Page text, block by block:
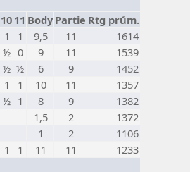
10 11 Body Partie Rtg prům.
1 1 9,5 11
1614
½ 0 9 11
1539
½ ½ 6 9
1452
1 1 10 11
1357
½ 1 8 9
1382
1,5 2
1372
1 2
1106
1 1 11 11
1233